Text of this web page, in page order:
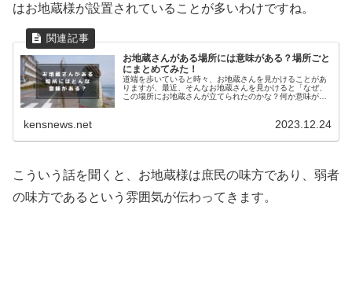
はお地蔵様が設置されていることが多いわけですね。
お地蔵さんがある場所には意味がある？場所ごと
にまとめてみた！
道端を歩いていると時々、お地蔵さんを見かけることがあ
りますが、最近、そんなお地蔵さんを見かけると「なぜ、
この場所にお地蔵さんが立てられたのかな？何か意味があ
kensnews.net 2023.12.24
こういう話を聞くと、お地蔵様は庶民の味方であり、弱者
の味方であるという雰囲気が伝わってきます。